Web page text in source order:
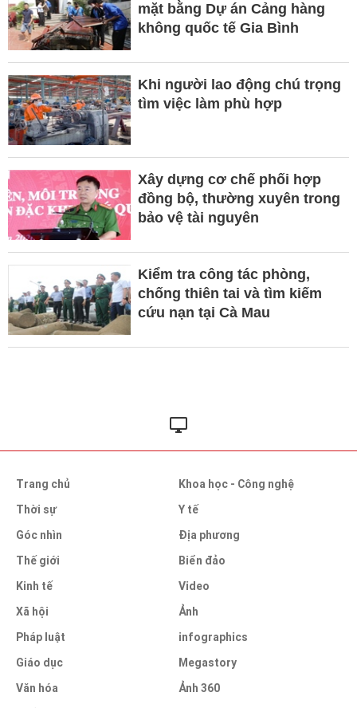
mặt bằng Dự án Cảng hàng
không quốc tế Gia Bình
Khi người lao động chú trọng
tìm việc làm phù hợp
Xây dựng cơ chế phối hợp
đồng bộ, thường xuyên trong
bảo vệ tài nguyên
Kiểm tra công tác phòng,
chống thiên tai và tìm kiếm
cứu nạn tại Cà Mau
Trang chủ
Thời sự
Góc nhìn
Thế giới
Kinh tế
Xã hội
Pháp luật
Giáo dục
Văn hóa
Khoa học - Công nghệ
Y tế
Địa phương
Biển đảo
Video
Ảnh
infographics
Megastory
Ảnh 360